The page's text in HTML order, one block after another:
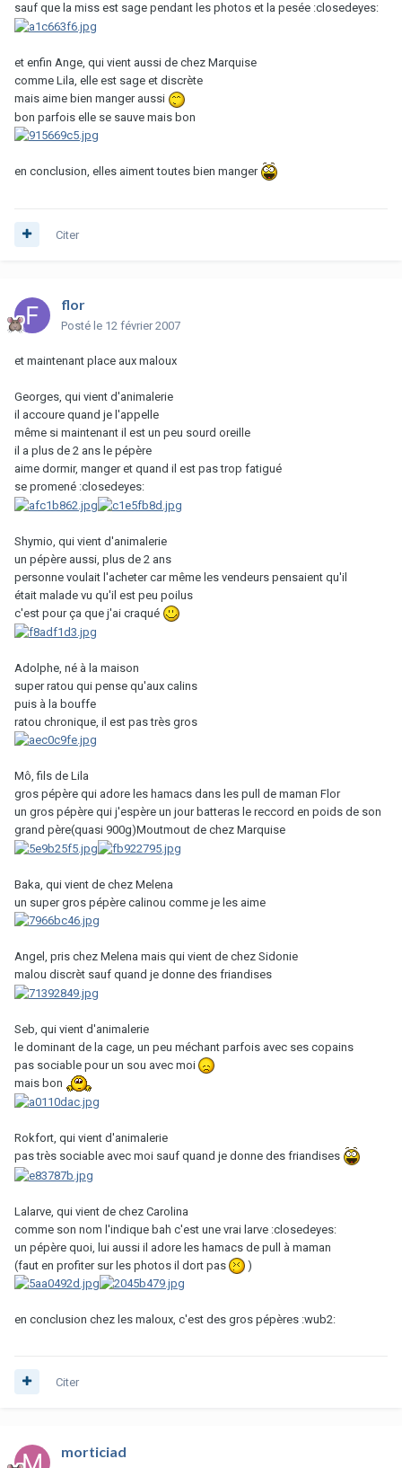
sauf que la miss est sage pendant les photos et la pesée :closedeyes:
et enfin Ange, qui vient aussi de chez Marquise
comme Lila, elle est sage et discrète
mais aime bien manger aussi
bon parfois elle se sauve mais bon
en conclusion, elles aiment toutes bien manger
Citer
flor
Posté le 12 février 2007
et maintenant place aux maloux
Georges, qui vient d'animalerie
il accoure quand je l'appelle
même si maintenant il est un peu sourd oreille
il a plus de 2 ans le pépère
aime dormir, manger et quand il est pas trop fatigué
se promené :closedeyes:
Shymio, qui vient d'animalerie
un pépère aussi, plus de 2 ans
personne voulait l'acheter car même les vendeurs pensaient qu'il
était malade vu qu'il est peu poilus
c'est pour ça que j'ai craqué
Adolphe, né à la maison
super ratou qui pense qu'aux calins
puis à la bouffe
ratou chronique, il est pas très gros
Mô, fils de Lila
gros pépère qui adore les hamacs dans les pull de maman Flor
un gros pépère qui j'espère un jour batteras le reccord en poids de son
grand père(quasi 900g)Moutmout de chez Marquise
Baka, qui vient de chez Melena
un super gros pépère calinou comme je les aime
Angel, pris chez Melena mais qui vient de chez Sidonie
malou discrèt sauf quand je donne des friandises
Seb, qui vient d'animalerie
le dominant de la cage, un peu méchant parfois avec ses copains
pas sociable pour un sou avec moi
mais bon
Rokfort, qui vient d'animalerie
pas très sociable avec moi sauf quand je donne des friandises
Lalarve, qui vient de chez Carolina
comme son nom l'indique bah c'est une vrai larve :closedeyes:
un pépère quoi, lui aussi il adore les hamacs de pull à maman
(faut en profiter sur les photos il dort pas
)
en conclusion chez les maloux, c'est des gros pépères :wub2:
Citer
morticiad